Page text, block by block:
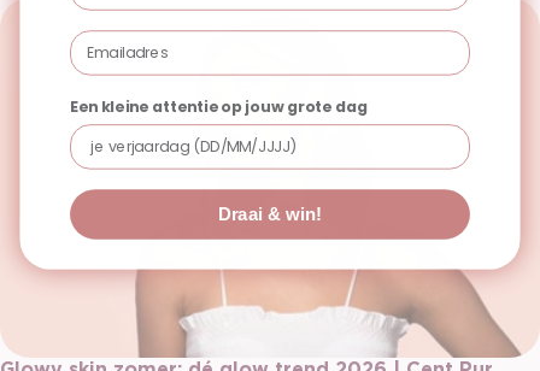
Email
Een kleine attentie op jouw grote dag
Draai & win!